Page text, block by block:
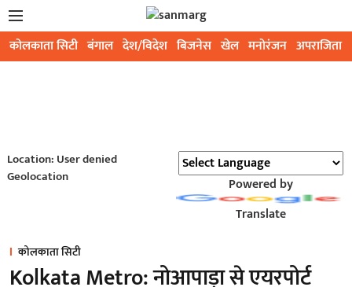
कोलकाता सिटी बंगाल देश/विदेश बिजनेस खेल मनोरंजन अपराजिता
Location: User denied
Geolocation
Powered by
Translate
कोलकाता सिटी
Kolkata Metro: नोआपाड़ा से एयरपोर्ट